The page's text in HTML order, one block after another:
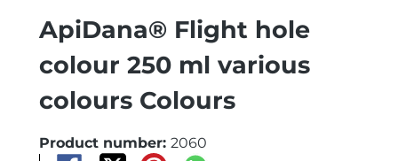
ApiDana® Flight hole
colour 250 ml various
colours Colours
Product number: 2060